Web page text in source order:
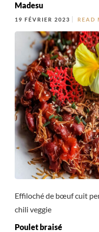
Madesu
19 FÉVRIER 2023 READ
Effiloché de bœuf cuit
chili veggie
Poulet braisé